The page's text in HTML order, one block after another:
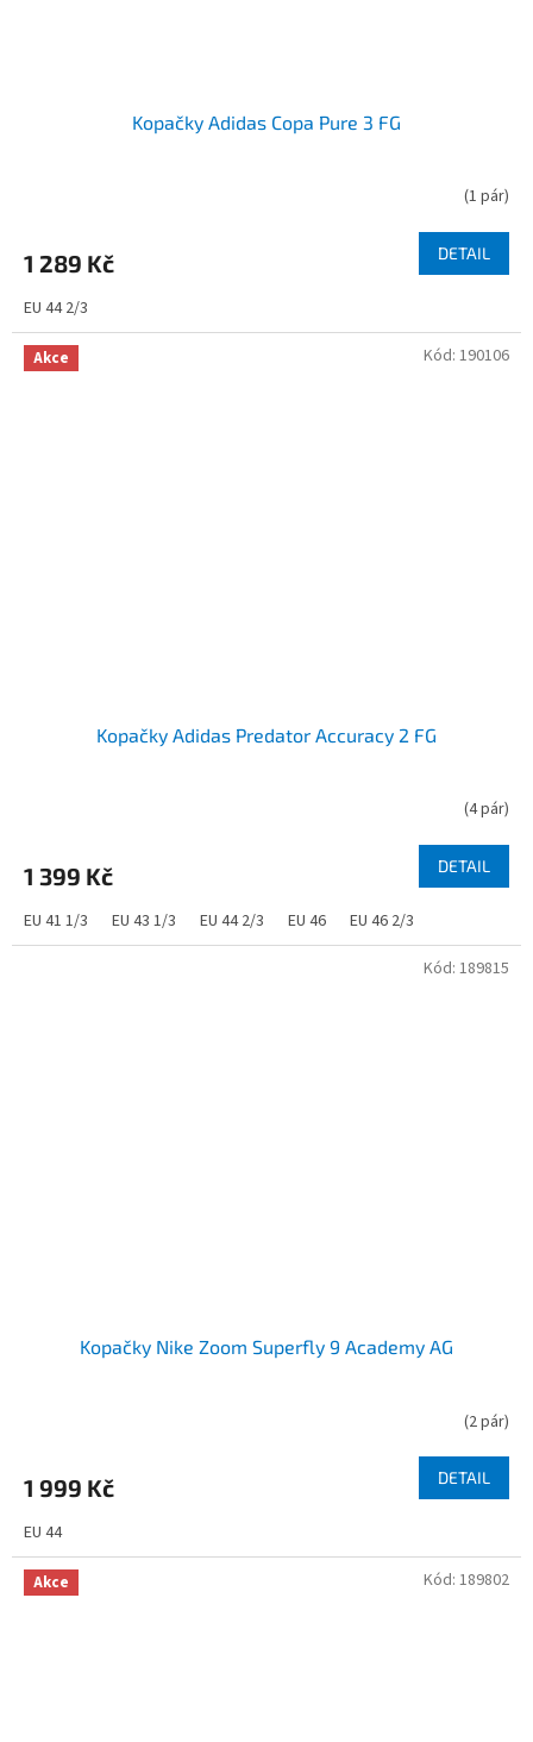
Kopačky Adidas Copa Pure 3 FG
(1 pár)
1 289 Kč DETAIL
EU 44 2/3
Akce
Kopačky Adidas Predator Accuracy 2 FG
(4 pár)
1 399 Kč DETAIL
EU 41 1/3 EU 43 1/3 EU 44 2/3 EU 46 EU 46 2/3
Kód: 190106
Kopačky Nike Zoom Superfly 9 Academy AG
(2 pár)
1 999 Kč DETAIL
EU 44
Kód: 189815
Akce Kód: 189802